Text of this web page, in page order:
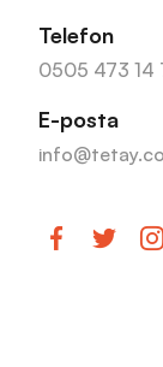
Telefon
0505 473 14
E-posta